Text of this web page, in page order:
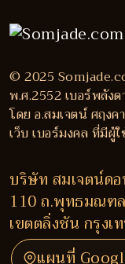
© 2025
พ.ศ.2552 เบอร์พลังด
โดย อ.สมเจตน์ ศฤงค
เว็บ เบอร์มงคล ที่มีผู้
บริษัท สมเจตน์ด
110 ถ.พุทธมณฑ
เขตตลิ่งชัน กรุงเ
แผนที่